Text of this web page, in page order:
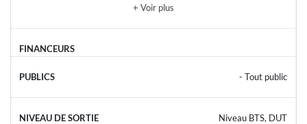
+ Voir plus
- Tout public
Niveau BTS, DUT